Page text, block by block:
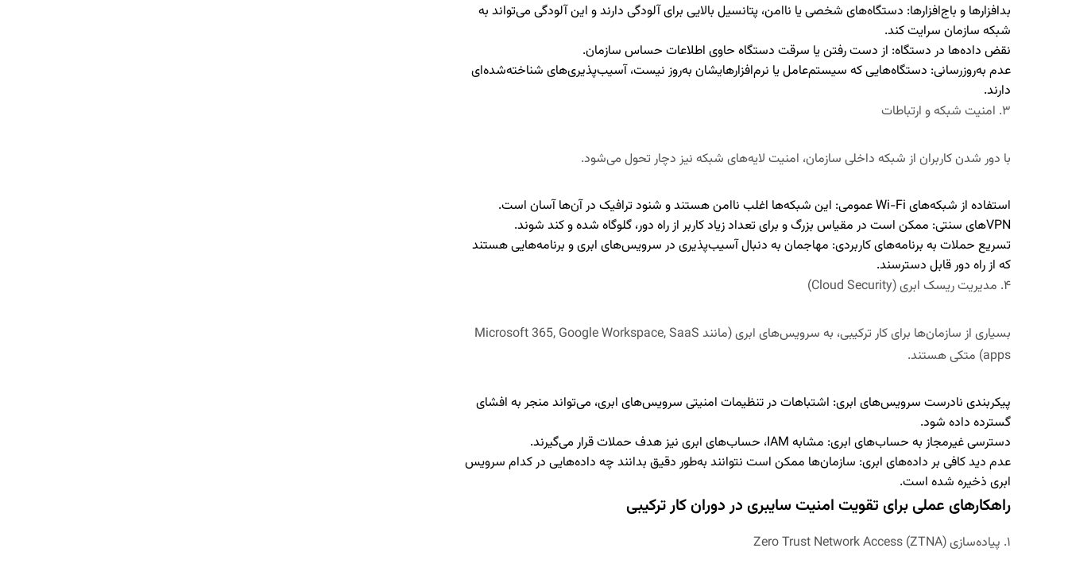
بدافزارها و باج‌افزارها: دستگاه‌های شخصی یا ناامن، پتانسیل بالایی برای آلودگی دارند و این آلودگی می‌تواند به
شبکه سازمان سرایت کند.
نقض داده‌ها در دستگاه: از دست رفتن یا سرقت دستگاه حاوی اطلاعات حساس سازمان.
عدم به‌روزرسانی: دستگاه‌هایی که سیستم‌عامل یا نرم‌افزارهایشان به‌روز نیست، آسیب‌پذیری‌های شناخته‌شده‌ای
دارند.
۳. امنیت شبکه و ارتباطات
با دور شدن کاربران از شبکه داخلی سازمان، امنیت لایه‌های شبکه نیز دچار تحول می‌شود.
استفاده از شبکه‌های Wi-Fiعمومی: این شبکه‌ها اغلب ناامن هستند و شنود ترافیک در آن‌ها آسان است.
VPNهای سنتی: ممکن است در مقیاس بزرگ و برای تعداد زیاد کاربر از راه دور، گلوگاه شده و کند شوند.
تسریع حملات به برنامه‌های کاربردی: مهاجمان به دنبال آسیب‌پذیری در سرویس‌های ابری و برنامه‌هایی هستند
که از راه دور قابل دسترسند.
۴. مدیریت ریسک ابری (
Cloud Security
)
بسیاری از سازمان‌ها برای کار ترکیبی، به سرویس‌های ابری (مانند Microsoft 365, Google Workspace, SaaS
apps) متکی هستند.
پیکربندی نادرست سرویس‌های ابری: اشتباهات در تنظیمات امنیتی سرویس‌های ابری، می‌تواند منجر به افشای
گسترده داده شود.
دسترسی غیرمجاز به حساب‌های ابری: مشابه IAM، حساب‌های ابری نیز هدف حملات قرار می‌گیرند.
عدم دید کافی بر داده‌های ابری: سازمان‌ها ممکن است نتوانند به‌طور دقیق بدانند چه داده‌هایی در کدام سرویس
ابری ذخیره شده است.
راهکارهای عملی برای تقویت امنیت سایبری در دوران کار ترکیبی
۱. پیاده‌سازی Zero Trust Network Access (ZTNA)